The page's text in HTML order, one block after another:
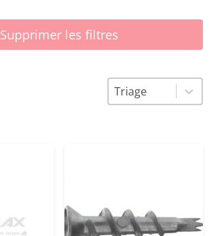
Supprimer les filtres
Triage
Trier le contenu